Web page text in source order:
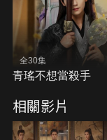
全30集
青瑤不想當殺手
相關影片